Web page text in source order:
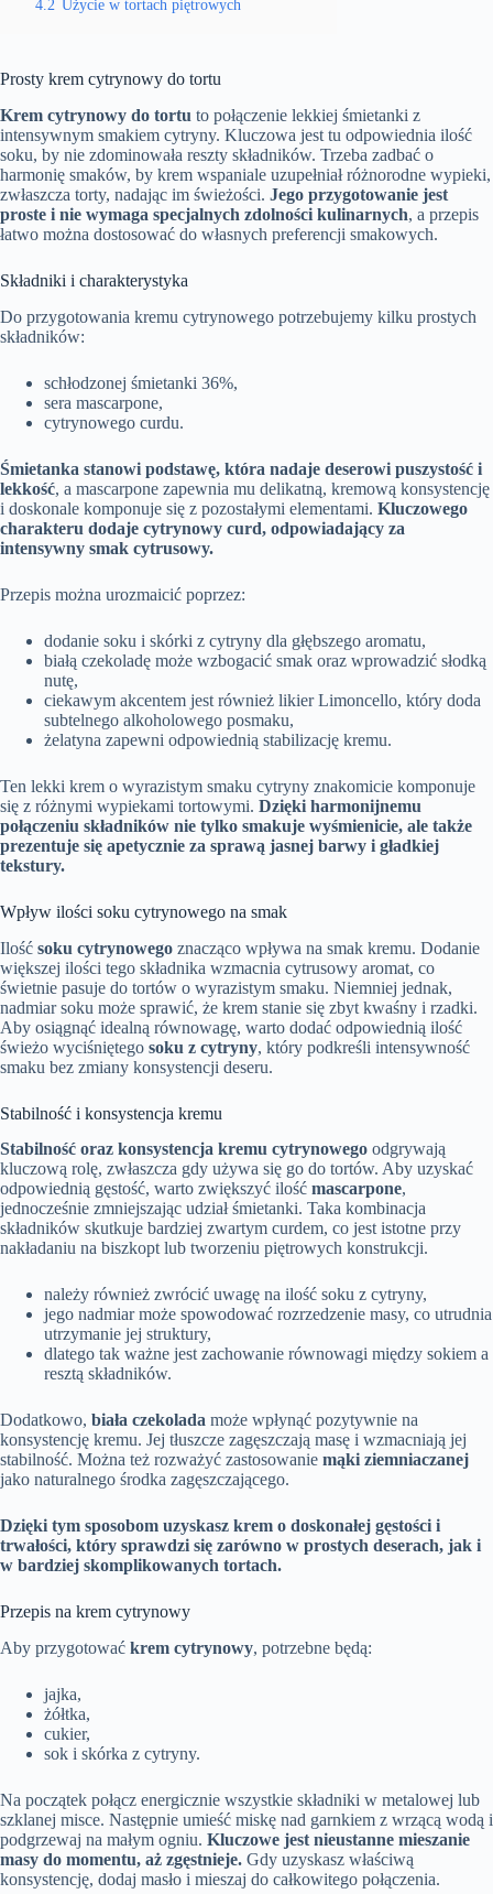
4.2 Użycie w tortach piętrowych
Prosty krem cytrynowy do tortu
Krem cytrynowy do tortu to połączenie lekkiej śmietanki z
intensywnym smakiem cytryny. Kluczowa jest tu odpowiednia ilość
soku, by nie zdominowała reszty składników. Trzeba zadbać o
harmonię smaków, by krem wspaniale uzupełniał różnorodne wypieki,
zwłaszcza torty, nadając im świeżości. Jego przygotowanie jest
proste i nie wymaga specjalnych zdolności kulinarnych, a przepis
łatwo można dostosować do własnych preferencji smakowych.
Składniki i charakterystyka
Do przygotowania kremu cytrynowego potrzebujemy kilku prostych
składników:
schłodzonej śmietanki 36%,
sera mascarpone,
cytrynowego curdu.
Śmietanka stanowi podstawę, która nadaje deserowi puszystość i
lekkość, a mascarpone zapewnia mu delikatną, kremową konsystencję
i doskonale komponuje się z pozostałymi elementami. Kluczowego
charakteru dodaje cytrynowy curd, odpowiadający za
intensywny smak cytrusowy.
Przepis można urozmaicić poprzez:
dodanie soku i skórki z cytryny dla głębszego aromatu,
białą czekoladę może wzbogacić smak oraz wprowadzić słodką
nutę,
ciekawym akcentem jest również likier Limoncello, który doda
subtelnego alkoholowego posmaku,
żelatyna zapewni odpowiednią stabilizację kremu.
Ten lekki krem o wyrazistym smaku cytryny znakomicie komponuje
się z różnymi wypiekami tortowymi. Dzięki harmonijnemu
połączeniu składników nie tylko smakuje wyśmienicie, ale także
prezentuje się apetycznie za sprawą jasnej barwy i gładkiej
tekstury.
Wpływ ilości soku cytrynowego na smak
Ilość soku cytrynowego znacząco wpływa na smak kremu. Dodanie
większej ilości tego składnika wzmacnia cytrusowy aromat, co
świetnie pasuje do tortów o wyrazistym smaku. Niemniej jednak,
nadmiar soku może sprawić, że krem stanie się zbyt kwaśny i rzadki.
Aby osiągnąć idealną równowagę, warto dodać odpowiednią ilość
świeżo wyciśniętego soku z cytryny, który podkreśli intensywność
smaku bez zmiany konsystencji deseru.
Stabilność i konsystencja kremu
Stabilność oraz konsystencja kremu cytrynowego odgrywają
kluczową rolę, zwłaszcza gdy używa się go do tortów. Aby uzyskać
odpowiednią gęstość, warto zwiększyć ilość mascarpone,
jednocześnie zmniejszając udział śmietanki. Taka kombinacja
składników skutkuje bardziej zwartym curdem, co jest istotne przy
nakładaniu na biszkopt lub tworzeniu piętrowych konstrukcji.
należy również zwrócić uwagę na ilość soku z cytryny,
jego nadmiar może spowodować rozrzedzenie masy, co utrudnia
utrzymanie jej struktury,
dlatego tak ważne jest zachowanie równowagi między sokiem a
resztą składników.
Dodatkowo, biała czekolada może wpłynąć pozytywnie na
konsystencję kremu. Jej tłuszcze zagęszczają masę i wzmacniają jej
stabilność. Można też rozważyć zastosowanie mąki ziemniaczanej
jako naturalnego środka zagęszczającego.
Dzięki tym sposobom uzyskasz krem o doskonałej gęstości i
trwałości, który sprawdzi się zarówno w prostych deserach, jak i
w bardziej skomplikowanych tortach.
Przepis na krem cytrynowy
Aby przygotować krem cytrynowy, potrzebne będą:
jajka,
żółtka,
cukier,
sok i skórka z cytryny.
Na początek połącz energicznie wszystkie składniki w metalowej lub
szklanej misce. Następnie umieść miskę nad garnkiem z wrzącą wodą i
podgrzewaj na małym ogniu. Kluczowe jest nieustanne mieszanie
masy do momentu, aż zgęstnieje. Gdy uzyskasz właściwą
konsystencję, dodaj masło i mieszaj do całkowitego połączenia.